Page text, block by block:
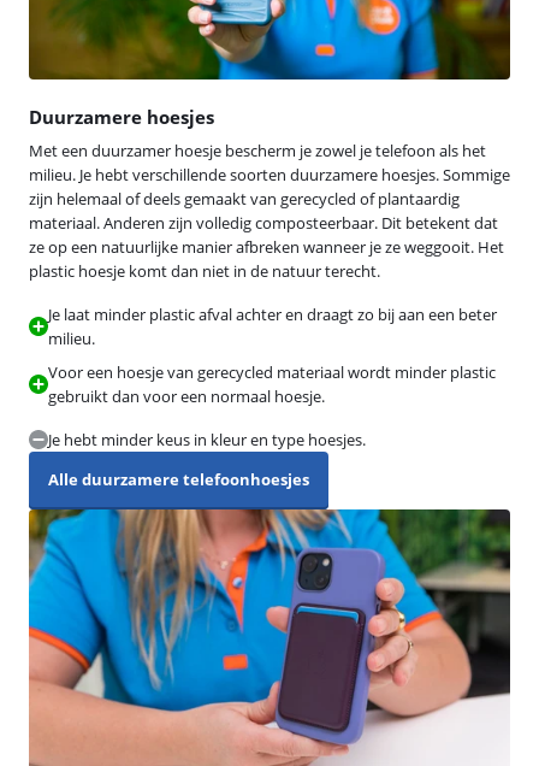
Duurzamere hoesjes
Met een duurzamer hoesje bescherm je zowel je telefoon als het
milieu. Je hebt verschillende soorten duurzamere hoesjes. Sommige
zijn helemaal of deels gemaakt van gerecycled of plantaardig
materiaal. Anderen zijn volledig composteerbaar. Dit betekent dat
ze op een natuurlijke manier afbreken wanneer je ze weggooit. Het
plastic hoesje komt dan niet in de natuur terecht.
Je laat minder plastic afval achter en draagt zo bij aan een beter
milieu.
Voor een hoesje van gerecycled materiaal wordt minder plastic
gebruikt dan voor een normaal hoesje.
Je hebt minder keus in kleur en type hoesjes.
Alle duurzamere telefoonhoesjes